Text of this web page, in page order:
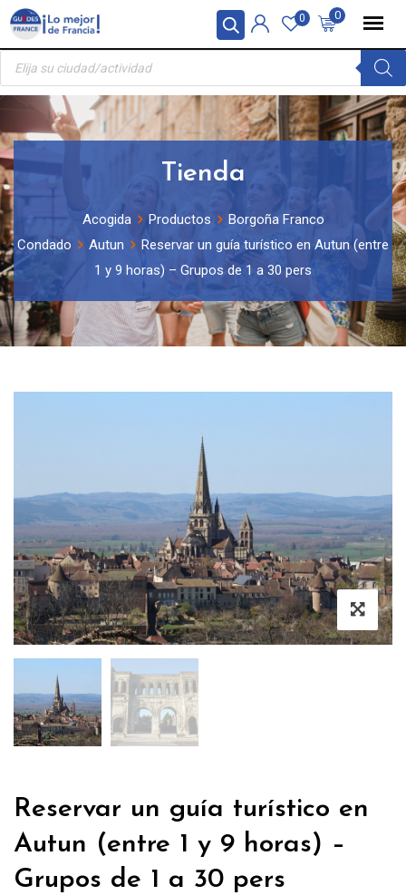
Panel de gestión de cookies
Skip
content
0
0
Búsqueda
productos
Tienda
Acogida Productos
Borgoña Franco
Condado
Autun
Reservar un guía turístico en Autun (entre
1 y 9 horas) – Grupos de 1 a 30 pers
Reservar un guía turístico en
Autun (entre 1 y 9 horas) –
Grupos de 1 a 30 pers